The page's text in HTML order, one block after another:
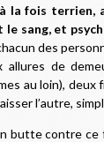
la fois terrien,
le sang, et
des
de
au loin), deux
l’autre,
butte contre ce